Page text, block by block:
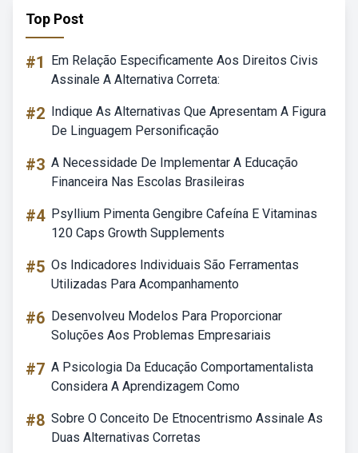
Top Post
#1
Em Relação Especificamente Aos Direitos Civis
Assinale A Alternativa Correta:
#2 Indique As Alternativas Que Apresentam A Figura
De Linguagem Personificação
#3 A Necessidade De Implementar A Educação
Financeira Nas Escolas Brasileiras
#4 Psyllium Pimenta Gengibre Cafeína E Vitaminas
120 Caps Growth Supplements
#5 Os Indicadores Individuais São Ferramentas
Utilizadas Para Acompanhamento
#6 Desenvolveu Modelos Para Proporcionar
Soluções Aos Problemas Empresariais
#7 A Psicologia Da Educação Comportamentalista
Considera A Aprendizagem Como
#8 Sobre O Conceito De Etnocentrismo Assinale As
Duas Alternativas Corretas